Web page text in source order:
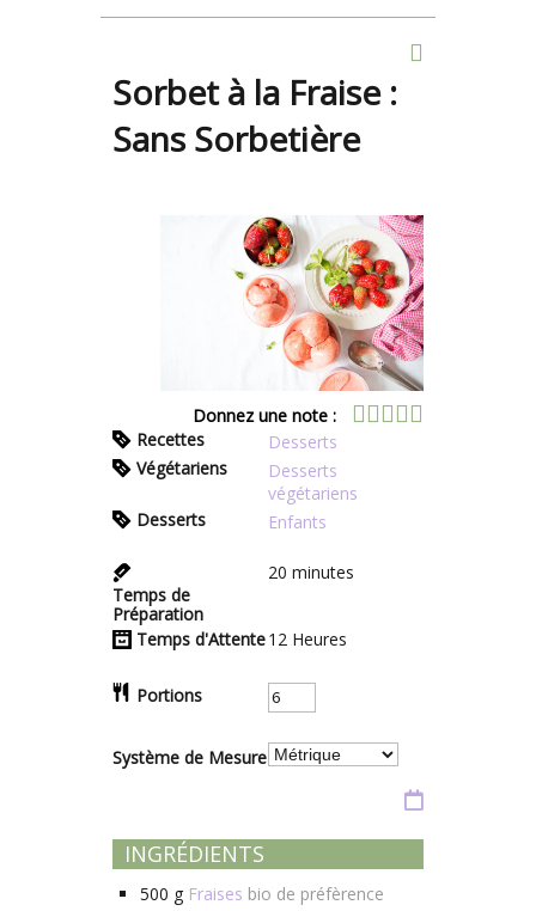
Sorbet à la Fraise :
Sans Sorbetière
Donnez une note :
Recettes
Desserts
Végétariens
Desserts
végétariens
Desserts
Enfants
Temps de
Préparation
20 minutes
Temps d'Attente12 Heures
Portions
Système de Mesure
INGRÉDIENTS
500 g Fraises bio de préfèrence